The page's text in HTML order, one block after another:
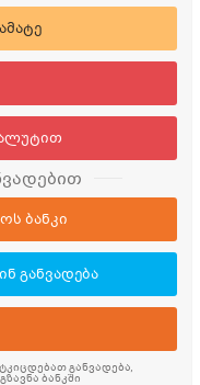
ბანკი
განვადება
განვადება,
ბანკში